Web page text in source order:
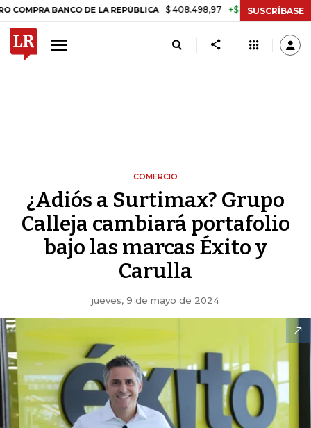
BANCO DE LA REPÚBLICA $ 408.498,97 +$ 8.753,81 +2,19%
SUSCRÍBASE
COMERCIO
¿Adiós a Surtimax? Grupo
Calleja cambiará portafolio
bajo las marcas Éxito y
Carulla
jueves, 9 de mayo de 2024